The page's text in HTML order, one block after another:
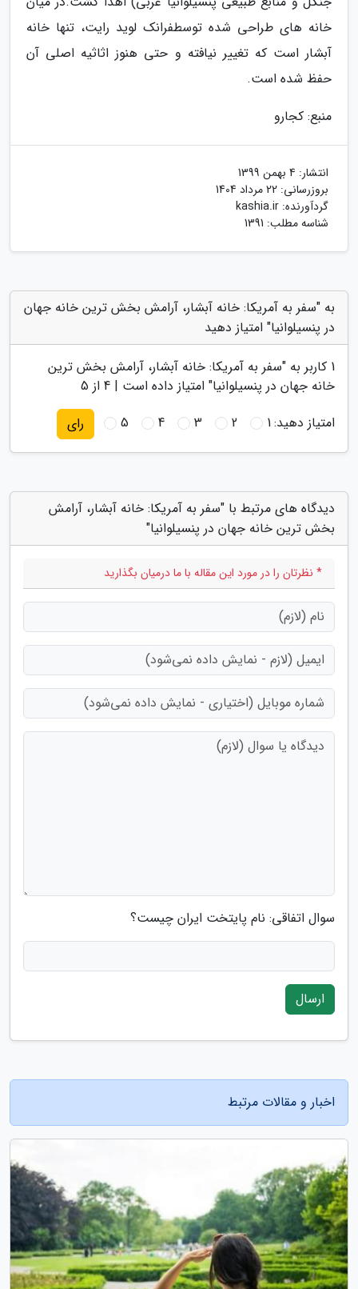
خانه های طراحی شده توسطفرانک لوید رایت، تنها خانه
آبشار است که تغییر نیافته و حتی هنوز اثاثیه اصلی آن
حفظ شده است.
منبع: کجارو
انتشار: 4 بهمن 1399
بروزرسانی: 22 مرداد 1404
گردآورنده: kashia.ir
شناسه مطلب: 1391
به "سفر به آمریکا: خانه آبشار، آرامش بخش ترین خانه جهان
در پنسیلوانیا" امتیاز دهید
1 کاربر به "سفر به آمریکا: خانه آبشار، آرامش بخش ترین
خانه جهان در پنسیلوانیا" امتیاز داده است | 4 از 5
امتیاز دهید:1
2
3
4
5 رای
دیدگاه های مرتبط با "سفر به آمریکا: خانه آبشار، آرامش
بخش ترین خانه جهان در پنسیلوانیا"
* نظرتان را در مورد این مقاله با ما درمیان بگذارید
سوال اتفاقی: نام پایتخت ایران چیست؟
ارسال
اخبار و مقالات مرتبط